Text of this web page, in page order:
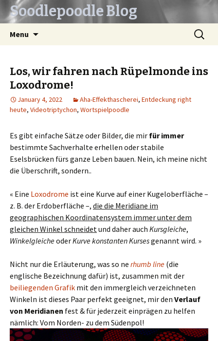
Soodlepoodle Blog
Menu
Search
for:
Los, wir fahren nach Rüpelmonde ins
Loxodrome!
January 4, 2022 Aha-Effekthascherei, Entdeckung right
heute, Videotriptychon, Wortspielpoodle
Es gibt einfache Sätze oder Bilder, die mir für immer
bestimmte Sachverhalte erhellen oder stabile
Eselsbrücken fürs ganze Leben bauen. Nein, ich meine nicht
die Überschrift, sondern..
« Eine Loxodrome ist eine Kurve auf einer Kugeloberfläche –
z. B. der Erdoberfläche –, die die Meridiane im
geographischen Koordinatensystem immer unter dem
gleichen Winkel schneidetund daher auch Kursgleiche,
WinkelgleicheoderKurve konstanten Kursesgenannt wird. »
Nicht nur die Erläuterung, was so ne rhumb line (die
englische Bezeichnung dafür) ist, zusammen mit der
beiliegenden Grafik mit den immergleich verzeichneten
Winkeln ist dieses Paar perfekt geeignet, mir den Verlauf
von Meridianen fest & für jederzeit einprägen zu helfen
nämlich: Vom Norden- zu dem Südenpol!